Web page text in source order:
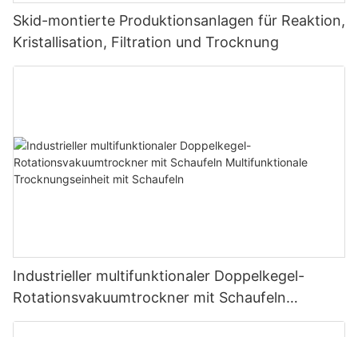
Skid-montierte Produktionsanlagen für Reaktion,
Kristallisation, Filtration und Trocknung
Industrieller multifunktionaler Doppelkegel-
Rotationsvakuumtrockner mit Schaufeln
Multifunktionale Trocknungseinheit mit